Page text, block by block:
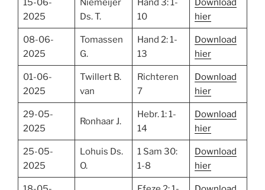
2025
Ds. T.
10
hier
08-06-
2025
Tomassen
G.
Hand 2: 1-
13
Download
hier
01-06-
2025
Twillert B.
van
Richteren
7
Download
hier
29-05-
2025
Ronhaar J.
Hebr. 1: 1-
14
Download
hier
25-05-
2025
Lohuis Ds.
O.
1 Sam 30:
1-8
Download
hier